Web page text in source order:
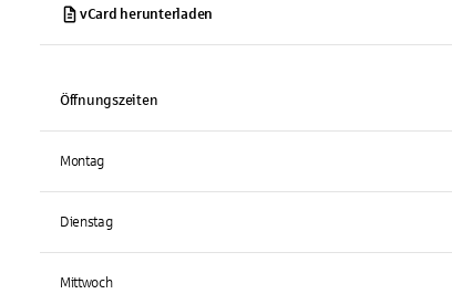
vCard herunterladen
Öffnungszeiten
Montag
Dienstag
Mittwoch